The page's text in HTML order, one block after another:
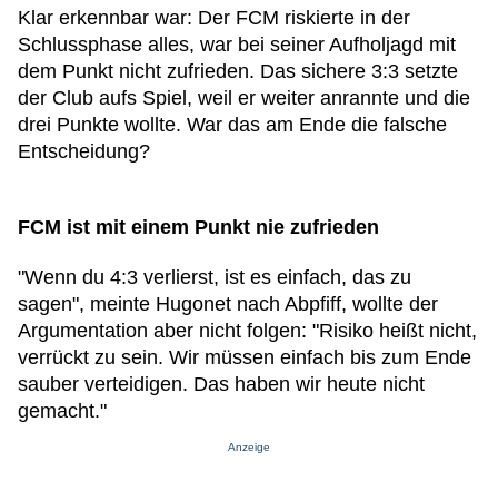
Klar erkennbar war: Der FCM riskierte in der
Schlussphase alles, war bei seiner Aufholjagd mit
dem Punkt nicht zufrieden. Das sichere 3:3 setzte
der Club aufs Spiel, weil er weiter anrannte und die
drei Punkte wollte. War das am Ende die falsche
Entscheidung?
FCM ist mit einem Punkt nie zufrieden
"Wenn du 4:3 verlierst, ist es einfach, das zu
sagen", meinte Hugonet nach Abpfiff, wollte der
Argumentation aber nicht folgen: "Risiko heißt nicht,
verrückt zu sein. Wir müssen einfach bis zum Ende
sauber verteidigen. Das haben wir heute nicht
gemacht."
Anzeige